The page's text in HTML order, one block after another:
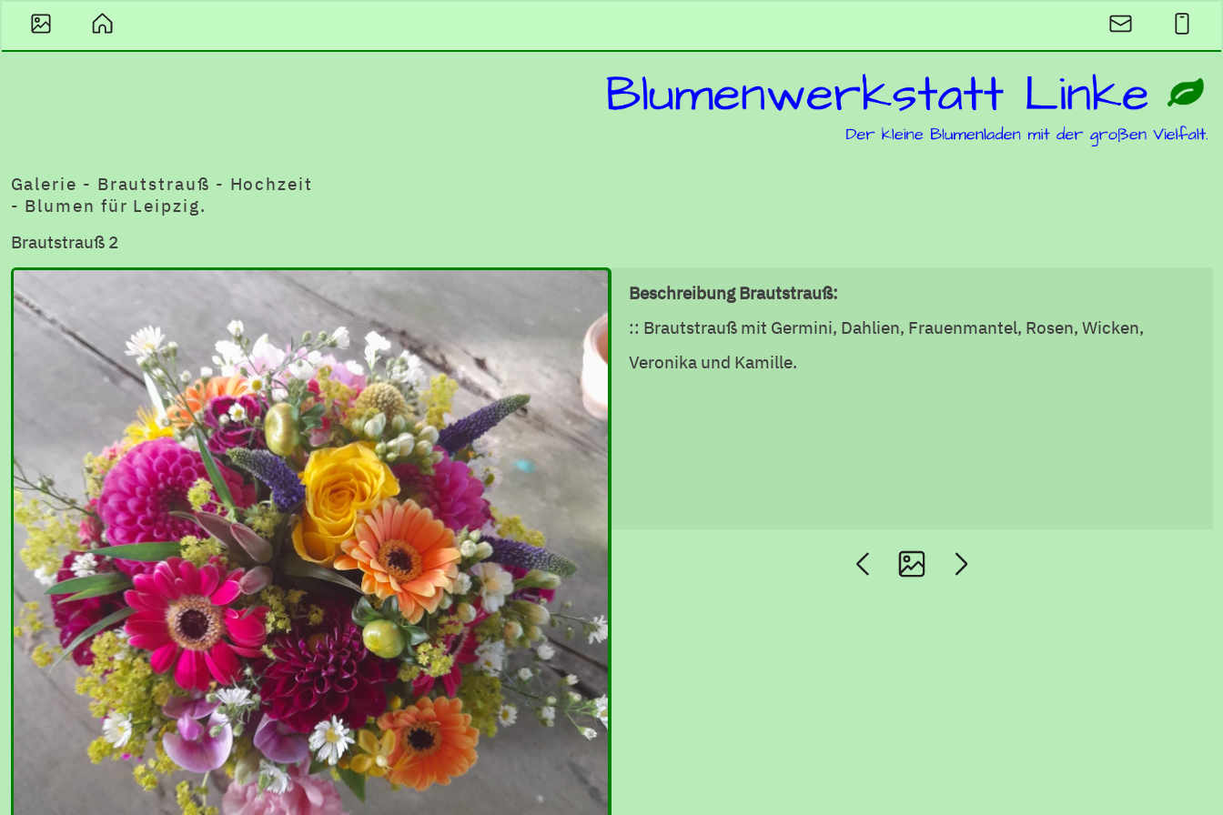
Galerie - Brautstrauß - Hochzeit
- Blumen für Leipzig.
Brautstrauß 2
Beschreibung Brautstrauß:
:: Brautstrauß mit Germini, Dahlien, Frauenmantel, Rosen, Wicken,
Veronika und Kamille.